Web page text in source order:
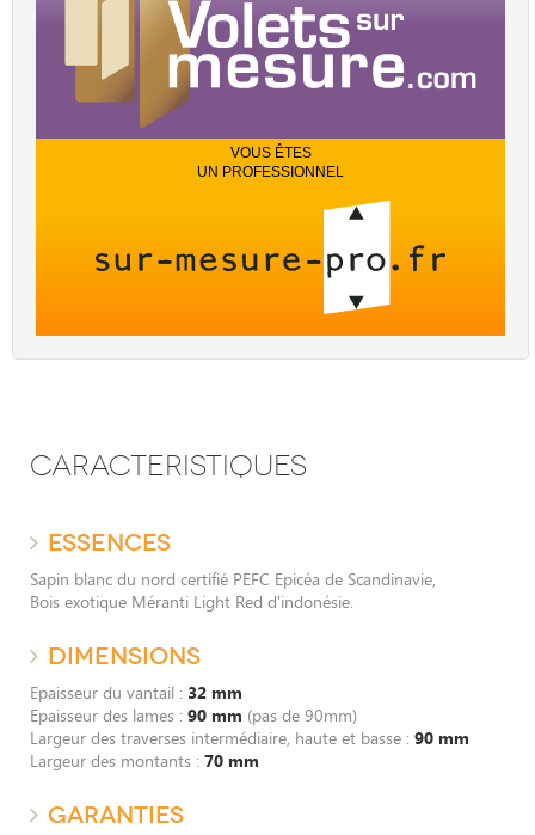
VOUS ÊTES
UN PROFESSIONNEL
CARACTERISTIQUES
ESSENCES
Sapin blanc du nord certifié PEFC Epicéa de Scandinavie,
Bois exotique Méranti Light Red d'indonésie.
DIMENSIONS
Epaisseur du vantail : 32 mm
Epaisseur des lames : 90 mm (pas de 90mm)
Largeur des traverses intermédiaire, haute et basse : 90 mm
Largeur des montants : 70 mm
GARANTIES